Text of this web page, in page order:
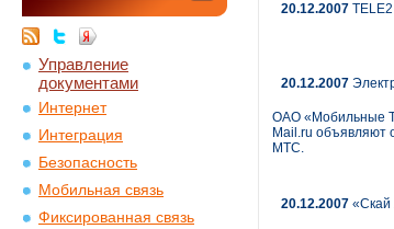
Управление
документами
Интернет
Интеграция
Безопасность
Мобильная связь
Фиксированная связь
20.12.2007
20.12.2007
ОАО «Мобильные
Mail.ru объявляют
МТС.
20.12.2007 «Скай